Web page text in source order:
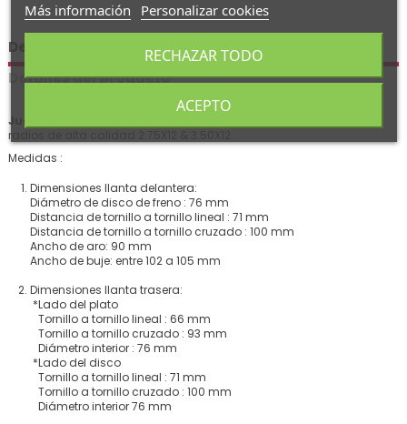
Descripción
Detalles del producto
Juego llanta supermotard de aleación para pit bike
radios de alta calidad 2.75X12 & 3.50X12.
Medidas :
Dimensiones llanta delantera:
Diámetro de disco de freno : 76 mm
Distancia de tornillo a tornillo lineal : 71 mm
Distancia de tornillo a tornillo cruzado : 100 mm
Ancho de aro: 90 mm
Ancho de buje: entre 102 a 105 mm
Dimensiones llanta trasera:
*Lado del plato
Tornillo a tornillo lineal : 66 mm
Tornillo a tornillo cruzado : 93 mm
Diámetro interior : 76 mm
*Lado del disco
Tornillo a tornillo lineal : 71 mm
Tornillo a tornillo cruzado : 100 mm
Diámetro interior 76 mm
Más información Personalizar cookies
RECHAZAR TODO
ACEPTO